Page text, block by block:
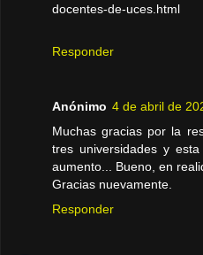
docentes-de-uces.html
Responder
Anónimo 4 de abril de
Muchas gracias por la
tres universidades y
aumento... Bueno, en
Gracias nuevamente.
Responder